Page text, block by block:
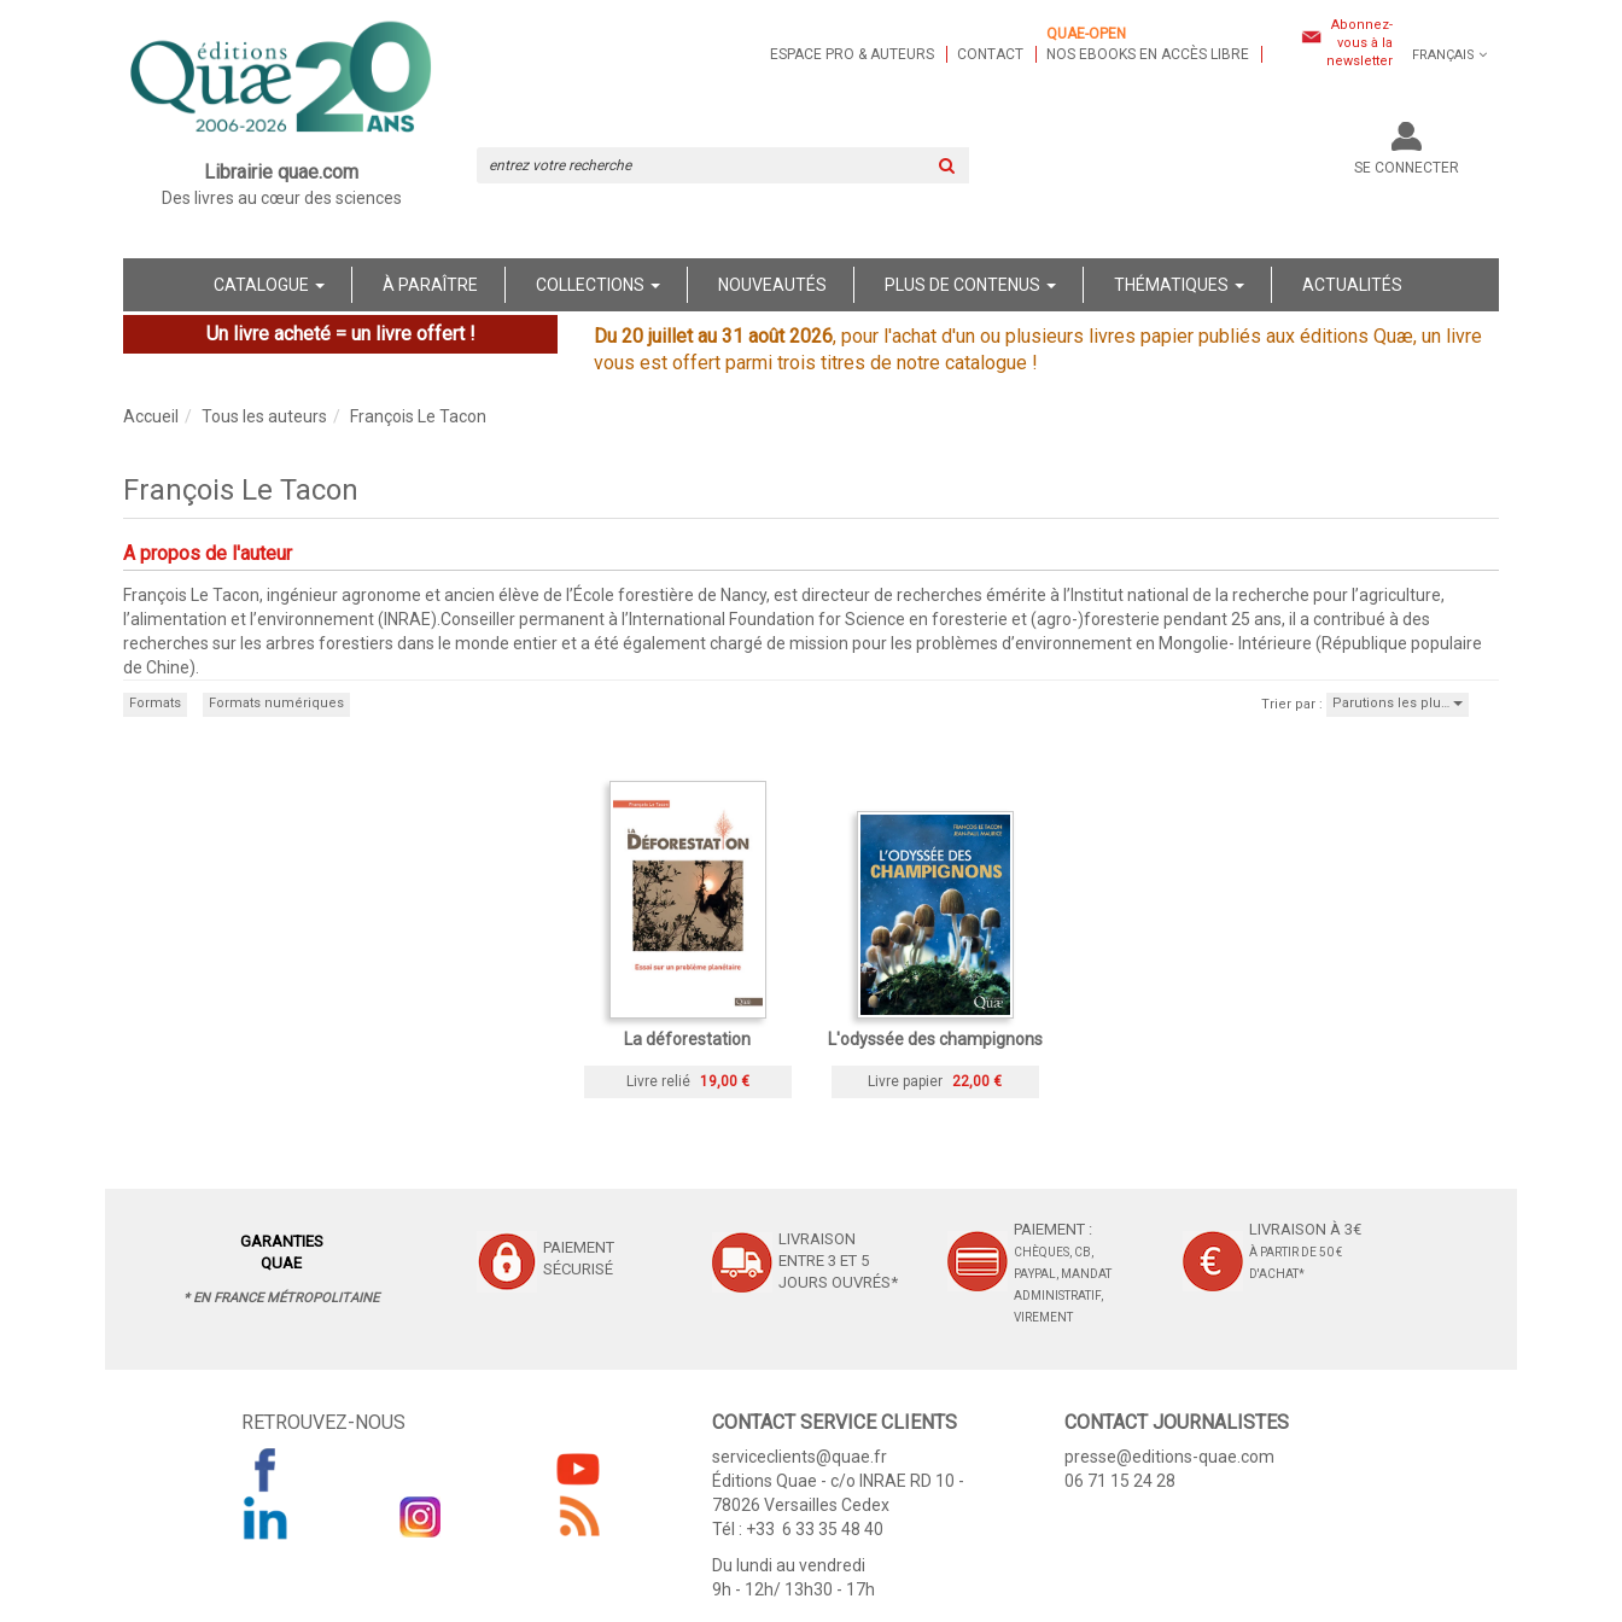
Librairie quae.com
Des livres au cœur des sciences
ESPACE PRO & AUTEURS CONTACT
QUAE-OPEN
NOS EBOOKS EN ACCÈS LIBRE
Abonnez-
vous à la
newsletter
FRANÇAIS
SE CONNECTER
CATALOGUE À PARAÎTRE COLLECTIONS NOUVEAUTÉS PLUS DE CONTENUS THÉMATIQUES ACTUALITÉS
Un livre acheté = un livre offert ! Du 20 juillet au 31 août 2026, pour l'achat d'un ou plusieurs livres papier publiés aux éditions Quæ, un livre
vous est offert parmi trois titres de notre catalogue !
Accueil Tous les auteurs François Le Tacon
François Le Tacon
A propos de l'auteur
François Le Tacon, ingénieur agronome et ancien élève de l’École forestière de Nancy, est directeur de recherches émérite à l’Institut national de la recherche pour l’agriculture,
l’alimentation et l’environnement (INRAE).Conseiller permanent à l’International Foundation for Science en foresterie et (agro-)foresterie pendant 25 ans, il a contribué à des
recherches sur les arbres forestiers dans le monde entier et a été également chargé de mission pour les problèmes d’environnement en Mongolie- Intérieure (République populaire
de Chine).
Formats Formats numériques Trier par : Parutions les plu…
La déforestation
Livre relié 19,00 €
L'odyssée des champignons
Livre papier 22,00 €
GARANTIES
QUAE
* EN FRANCE MÉTROPOLITAINE
PAIEMENT
SÉCURISÉ
LIVRAISON
ENTRE 3 ET 5
JOURS OUVRÉS*
PAIEMENT :
CHÈQUES, CB,
PAYPAL, MANDAT
ADMINISTRATIF,
VIREMENT
LIVRAISON À 3€
À PARTIR DE 50 €
D'ACHAT*
RETROUVEZ-NOUS CONTACT SERVICE CLIENTS
serviceclients@quae.fr
Éditions Quae - c/o INRAE RD 10 -
78026 Versailles Cedex
Tél : +33 6 33 35 48 40
Du lundi au vendredi
9h - 12h/ 13h30 - 17h
CONTACT JOURNALISTES
presse@editions-quae.com
06 71 15 24 28